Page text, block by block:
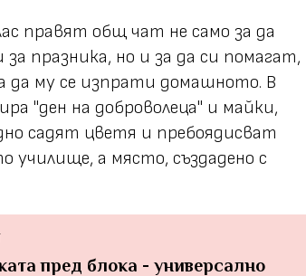
правят общ чат не само за да
празника, но и за да си помагат,
да му се изпрати домашното. В
"ден на доброволеца" и майки,
садят цветя и пребоядисват
училище, а място, създадено с
пред блока - универсално